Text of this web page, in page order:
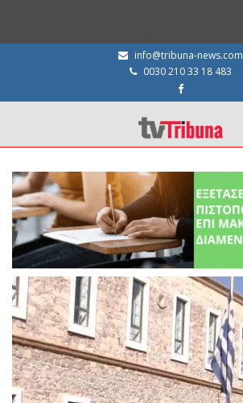
info@tribuna-news.com
0030 210 33 18 483